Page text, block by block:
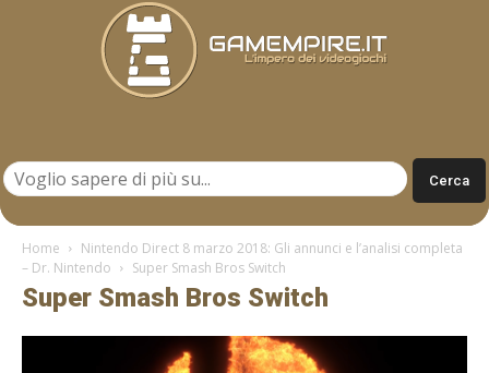
Home
Nintendo Direct 8 marzo 2018: Gli annunci e l’analisi completa
– Dr. Nintendo
Super Smash Bros Switch
Super Smash Bros Switch